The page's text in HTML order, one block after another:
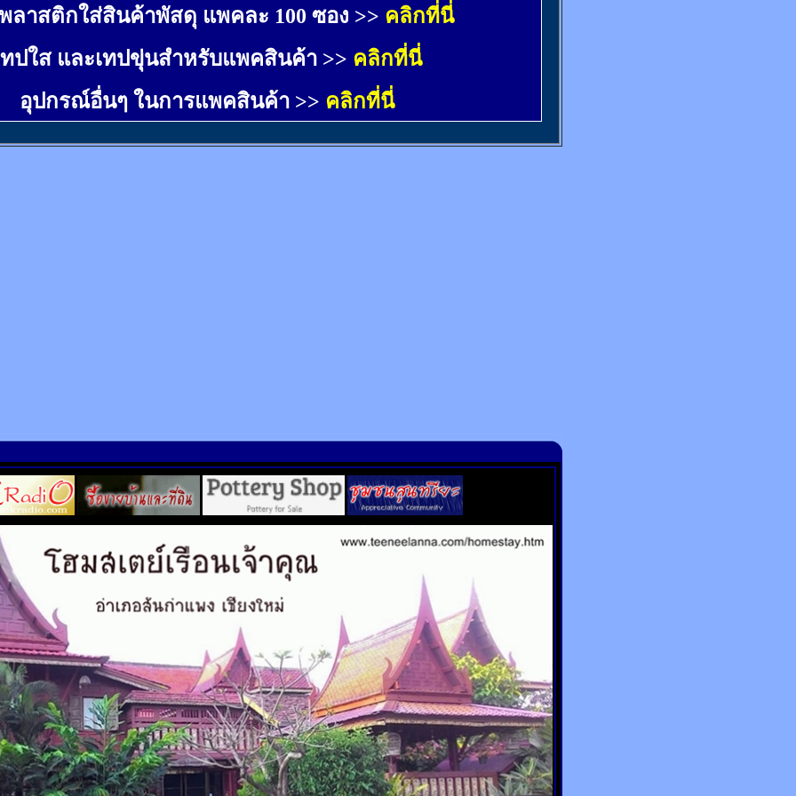
ลาสติกใส่สินค้าพัสดุ แพคละ 100 ซอง >> คลิกที่นี่
ทปใส และเทปขุ่นสำหรับแพคสินค้า >> คลิกที่นี่
อุปกรณ์อื่นๆ ในการแพคสินค้า >> คลิกที่นี่